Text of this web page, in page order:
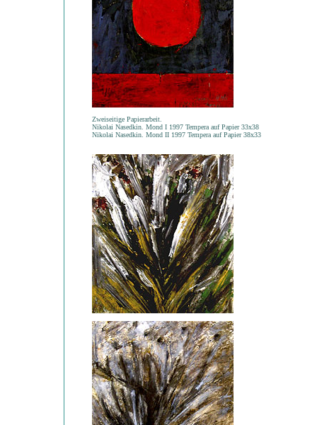
Zweiseitige Papierarbeit.
Nikolai Nasedkin. Mond I 1997 Tempera auf Papier 33x38
Nikolai Nasedkin. Mond II 1997 Tempera auf Papier 38x33